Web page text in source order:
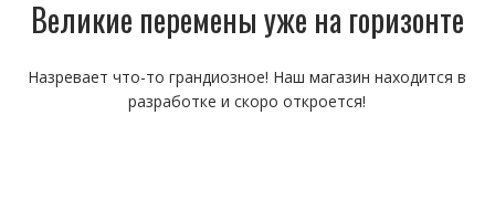
Великие перемены уже на горизонте
Назревает что-то грандиозное! Наш магазин находится в
разработке и скоро откроется!